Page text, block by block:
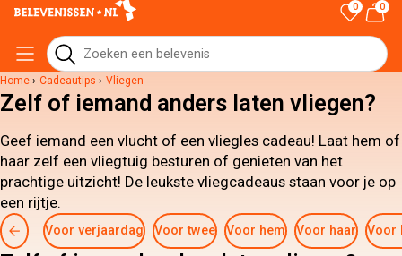
0 0
Home › Cadeautips › Vliegen
Zelf of iemand anders laten vliegen?
Geef iemand een vlucht of een vliegles cadeau! Laat hem of
haar zelf een vliegtuig besturen of genieten van het
prachtige uitzicht! De leukste vliegcadeaus staan voor je op
een rijtje.
Voor verjaardag Voor twee Voor hem Voor haar Voor